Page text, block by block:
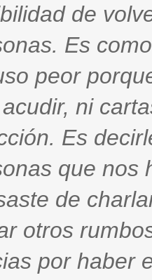
de
Es
peor
ni
Es
que nos
de
otros
por haber